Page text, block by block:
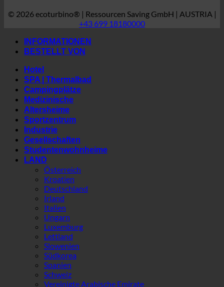
Die Welt von ecoturbino®
+43 699 18180000
BESTELLT VON
Hotel
SPA | Thermalbad
Campingplätze
Medizinische
Altersheime
Sportzentrum
Industrie
Gesellschaften
Studentenwohnheime
LAND
Österreich
Kroatien
Deutschland
Irland
Italien
Ungarn
Luxemburg
Lettland
Slowenien
Südkorea